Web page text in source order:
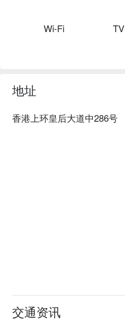
Wi-Fi TV
地址
香港上环皇后大道中286号
交通资讯